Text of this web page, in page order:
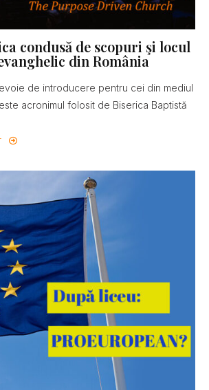
condusă de scopuri şi locul
din România
de introducere pentru cei din mediul
acronimul folosit de Biserica Baptistă